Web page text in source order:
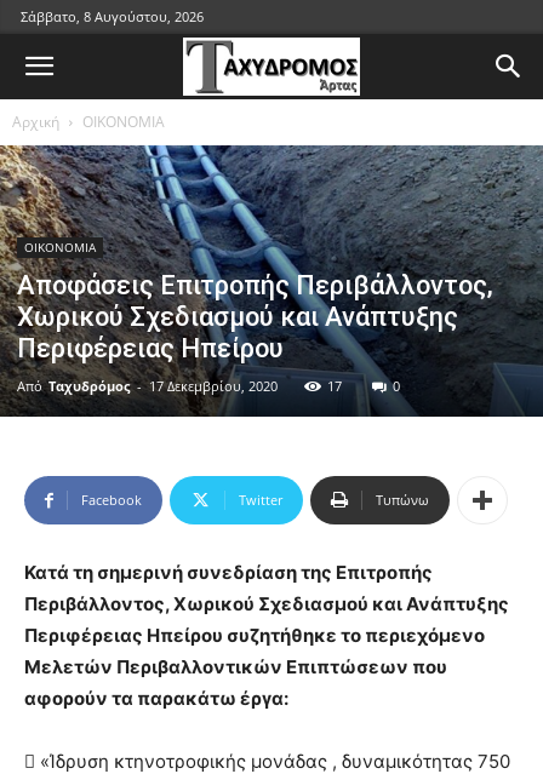
Σάββατο, 8 Αυγούστου, 2026
Αρχική ΟΙΚΟΝΟΜΙΑ
ΟΙΚΟΝΟΜΙΑ
Αποφάσεις Επιτροπής Περιβάλλοντος,
Χωρικού Σχεδιασμού και Ανάπτυξης
Περιφέρειας Ηπείρου
Από Ταχυδρόμος - 17 Δεκεμβρίου, 2020 17 0
Facebook Twitter Τυπώνω
Κατά τη σημερινή συνεδρίαση της Επιτροπής
Περιβάλλοντος, Χωρικού Σχεδιασμού και Ανάπτυξης
Περιφέρειας Ηπείρου συζητήθηκε το περιεχόμενο
Μελετών Περιβαλλοντικών Επιπτώσεων που
αφορούν τα παρακάτω έργα:
 «Ίδρυση κτηνοτροφικής μονάδας , δυναμικότητας 750